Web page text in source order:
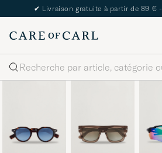
✔ Livraison gratuite à partir de 89 € -
Rechercher